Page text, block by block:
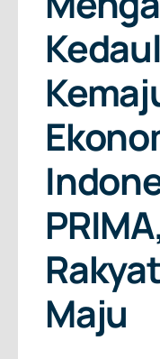
Maju